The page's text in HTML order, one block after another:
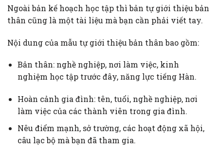
Ngoài bản kế hoạch học tập thì bản tự giới thiệu bản
thân cũng là một tài liệu mà bạn cần phải viết tay.
Nội dung của mẫu tự giới thiệu bản thân bao gồm:
Bản thân: nghề nghiệp, nơi làm việc, kinh
nghiệm học tập trước đây, năng lực tiếng Hàn.
Hoàn cảnh gia đình: tên, tuổi, nghề nghiệp, nơi
làm việc của các thành viên trong gia đình.
Nêu điểm mạnh, sở trường, các hoạt động xã hội,
câu lạc bộ mà bạn đã tham gia.